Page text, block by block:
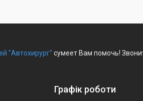
"Автохирург" сумеет Вам помочь!
Графік роботи